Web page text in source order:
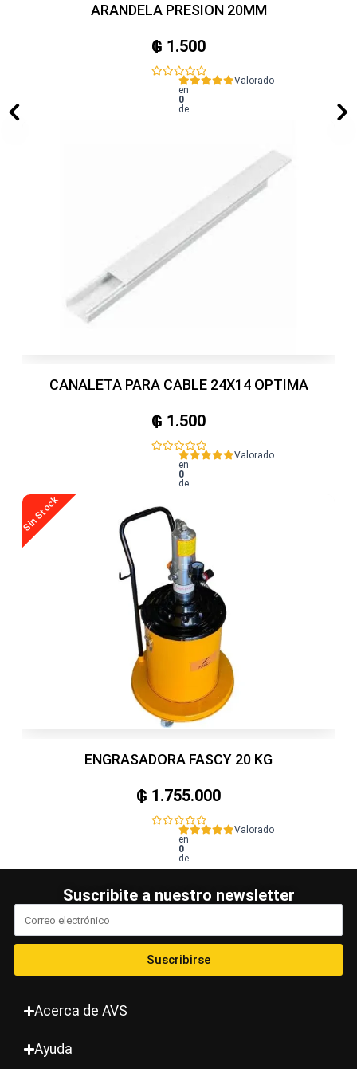
ARANDELA PRESION 20MM
₲ 1.500
Valorado
en
0
de
CANALETA PARA CABLE 24X14 OPTIMA
₲ 1.500
Valorado
en
0
de
Sin Stock
ENGRASADORA FASCY 20 KG
₲ 1.755.000
Valorado
en
0
de
5
Suscribite a nuestro newsletter
Suscribirse
Acerca de AVS
Ayuda